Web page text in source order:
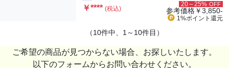
￥**** (税込)
20～25% OFF
参考価格￥3,850-
1%ポイント 還元
（10件中、1～10件目）
ご希望の商品が見つからない場合、お探しいたします。
以下のフォームからお問い合わせください。